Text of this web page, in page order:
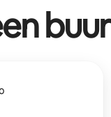
buur